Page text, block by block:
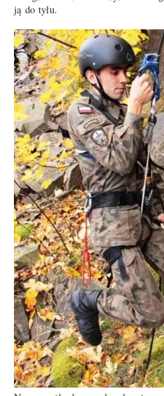
ją do tyłu.